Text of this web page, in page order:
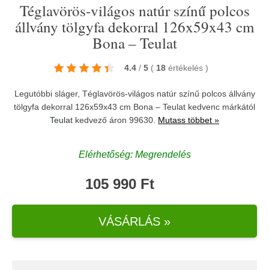
Téglavörös-világos natúr színű polcos
állvány tölgyfa dekorral 126x59x43 cm
Bona – Teulat
4.4 / 5 ( 18 értékelés )
Legutóbbi sláger, Téglavörös-világos natúr színű polcos állvány
tölgyfa dekorral 126x59x43 cm Bona – Teulat kedvenc márkától
Teulat kedvező áron 99630. Mutass többet »
Elérhetőség: Megrendelés
105 990 Ft
VÁSÁRLÁS »